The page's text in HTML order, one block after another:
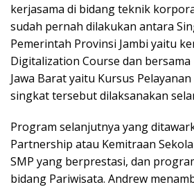
kerjasama di bidang teknik
sudah pernah dilakukan antara
Pemerintah Provinsi Jambi yaitu
Digitalization Course dan
Jawa Barat yaitu Kursus
singkat tersebut dilaksanakan
Program selanjutnya yang
Partnership atau Kemitraan
SMP yang berprestasi, dan
bidang Pariwisata. Andrew